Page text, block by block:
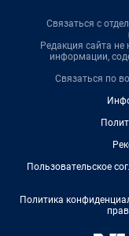
Связаться с
Редакция сайта не
информации,
Связаться по
Пользовательское
Политика